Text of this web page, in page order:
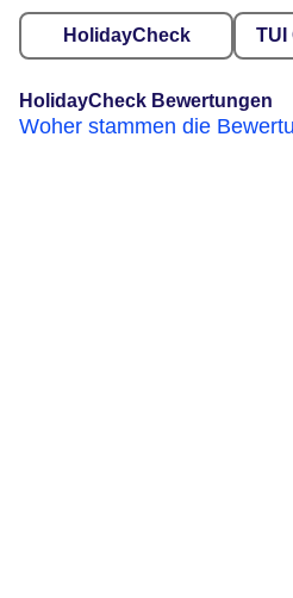
HolidayCheck TUI
HolidayCheck Bewertungen
Woher stammen die